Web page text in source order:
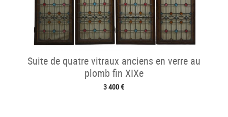
Suite de quatre vitraux anciens en verre au
plomb fin XIXe
3 400 €